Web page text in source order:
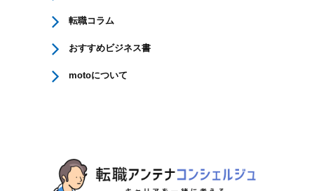
転職コラム
おすすめビジネス書
motoについて